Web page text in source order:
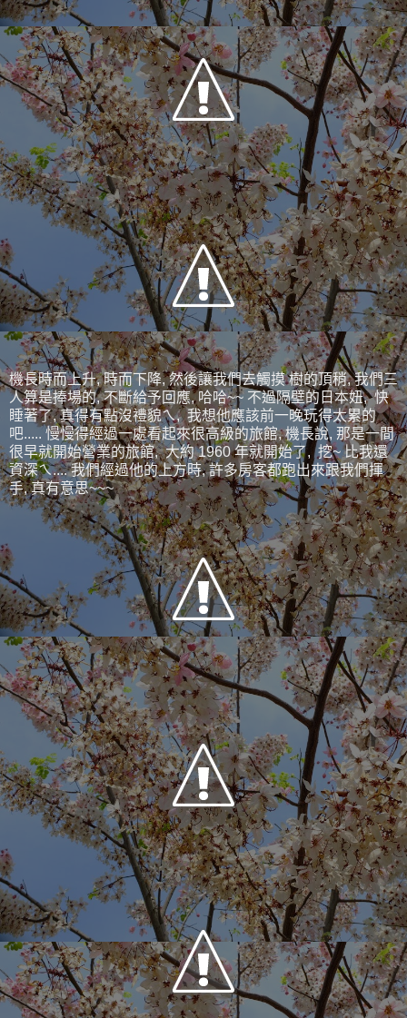
機長時而上升, 時而下降, 然後讓我們去觸摸 樹的頂稍, 我們三
人算是捧場的, 不斷給予回應, 哈哈~~ 不過隔壁的日本妞, 快
睡著了, 真得有點沒禮貌ㄟ, 我想他應該前一晚玩得太累的
吧..... 慢慢得經過一處看起來很高級的旅館, 機長說, 那是一間
很早就開始營業的旅館, 大約 1960 年就開始了, 挖~ 比我還
資深ㄟ.... 我們經過他的上方時, 許多房客都跑出來跟我們揮
手, 真有意思~~~